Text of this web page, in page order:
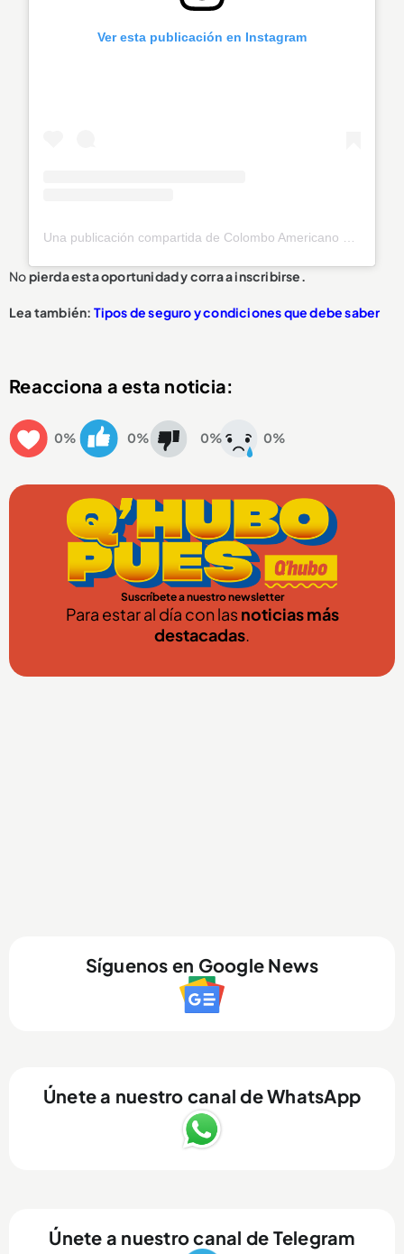
Ver esta publicación en Instagram
Una publicación compartida de Colombo Americano Medellín (@colombomedellin)
Nopierda esta oportunidad y corra a inscribirse.
Lea también: Tipos de seguro y condiciones que debe saber
Reacciona a esta noticia:
0% 0% 0% 0%
Suscríbete a nuestro newsletter
Para estar al día con lasnoticias más
destacadas.
Síguenos en Google News
Únete a nuestro canal de WhatsApp
Únete a nuestro canal de Telegram